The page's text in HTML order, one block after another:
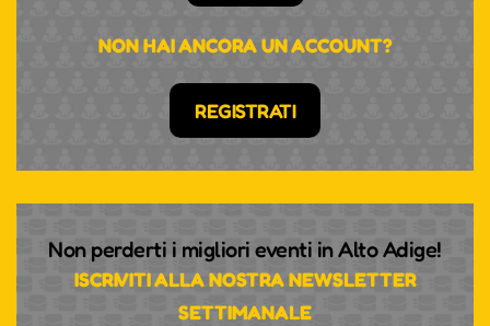
NON HAI ANCORA UN ACCOUNT?
REGISTRATI
Non perderti i migliori eventi in Alto Adige!
ISCRIVITI ALLA NOSTRA NEWSLETTER
SETTIMANALE